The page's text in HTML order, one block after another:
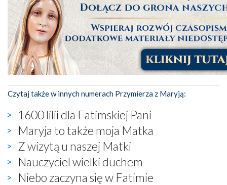
Czytaj także w innych numerach Przymierza z Maryją:
1600 lilii dla Fatimskiej Pani
Maryja to także moja Matka
Z wizytą u naszej Matki
Nauczyciel wielki duchem
Niebo zaczyna się w Fatimie